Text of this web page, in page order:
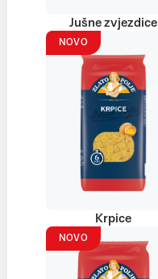
Jušne zvjezdice
NOVO
Krpice
NOVO